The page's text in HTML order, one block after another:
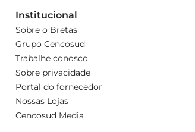
Institucional
Sobre o Bretas
Grupo Cencosud
Trabalhe conosco
Sobre privacidade
Portal do fornecedor
Nossas Lojas
Cencosud Media